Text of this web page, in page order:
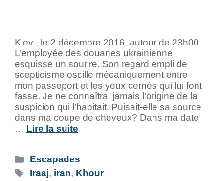
Kiev , le 2 décembre 2016, autour de 23h00.
L’employée des douanes ukrainienne
esquisse un sourire. Son regard empli de
scepticisme oscille mécaniquement entre
mon passeport et les yeux cernés qui lui font
fasse. Je ne connaîtrai jamais l’origine de la
suspicion qui l’habitait. Puisait-elle sa source
dans ma coupe de cheveux? Dans ma date
… Lire la suite
Escapades
Iraaj, iran, Khour